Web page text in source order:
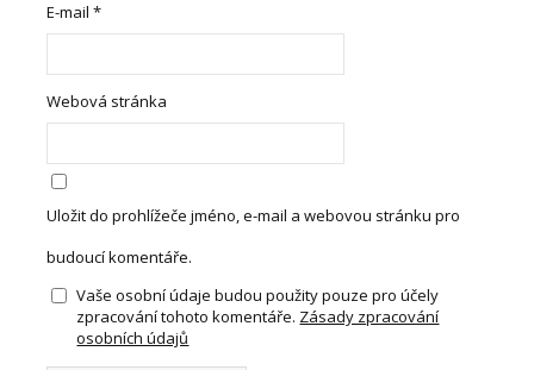
E-mail*
Webová stránka
Uložit do prohlížeče jméno, e-mail a webovou stránku pro
budoucí komentáře.
Vaše osobní údaje budou použity pouze pro účely
zpracování tohoto komentáře. Zásady zpracování
osobních údajů